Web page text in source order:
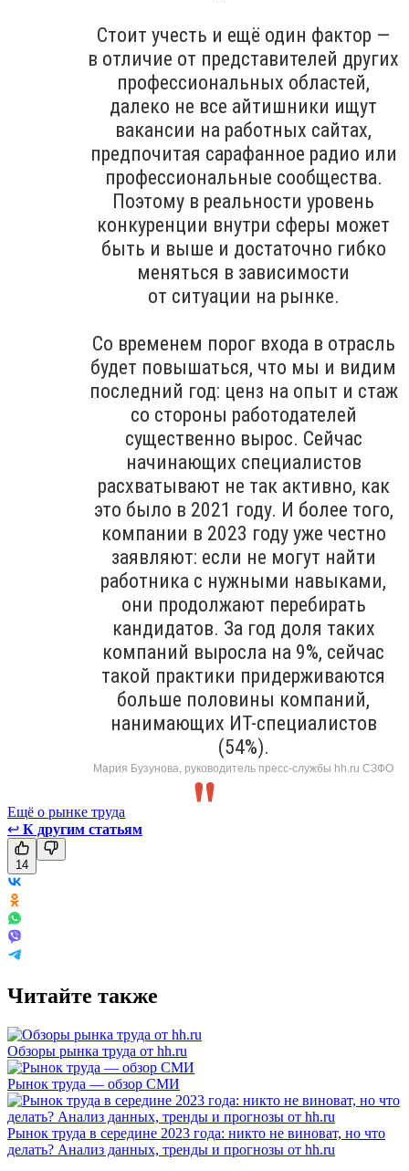
Стоит учесть и ещё один фактор —
в отличие от представителей других
профессиональных областей,
далеко не все айтишники ищут
вакансии на работных сайтах,
предпочитая сарафанное радио или
профессиональные сообщества.
Поэтому в реальности уровень
конкуренции внутри сферы может
быть и выше и достаточно гибко
меняться в зависимости
от ситуации на рынке.
Со временем порог входа в отрасль
будет повышаться, что мы и видим
последний год: ценз на опыт и стаж
со стороны работодателей
существенно вырос. Сейчас
начинающих специалистов
расхватывают не так активно, как
это было в 2021 году. И более того,
компании в 2023 году уже честно
заявляют: если не могут найти
работника с нужными навыками,
они продолжают перебирать
кандидатов. За год доля таких
компаний выросла на 9%, сейчас
такой практики придерживаются
больше половины компаний,
нанимающих ИТ-специалистов
(54%).
Мария Бузунова, руководитель пресс-службы hh.ru СЗФО
Ещё о рынке труда
↩ К другим статьям
14
Читайте также
Обзоры рынка труда от hh.ru
Рынок труда — обзор СМИ
Рынок труда в середине 2023 года: никто не виноват, но что
делать? Анализ данных, тренды и прогнозы от hh.ru